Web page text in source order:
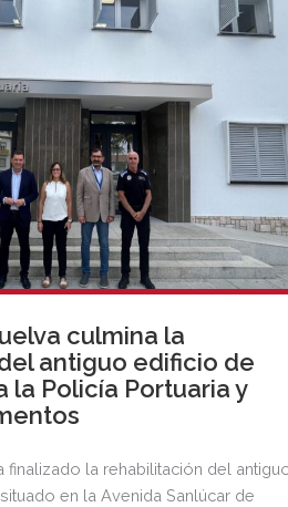
culmina la
antiguo edificio de
la Policía Portuaria y
finalizado la rehabilitación del
en la Avenida Sanlúcar de